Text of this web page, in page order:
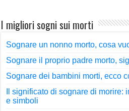
I migliori sogni sui morti
Sognare un nonno morto, cosa
Sognare il proprio padre morto,
Sognare dei bambini morti, ecco
Il significato di sognare di morire:
e simboli